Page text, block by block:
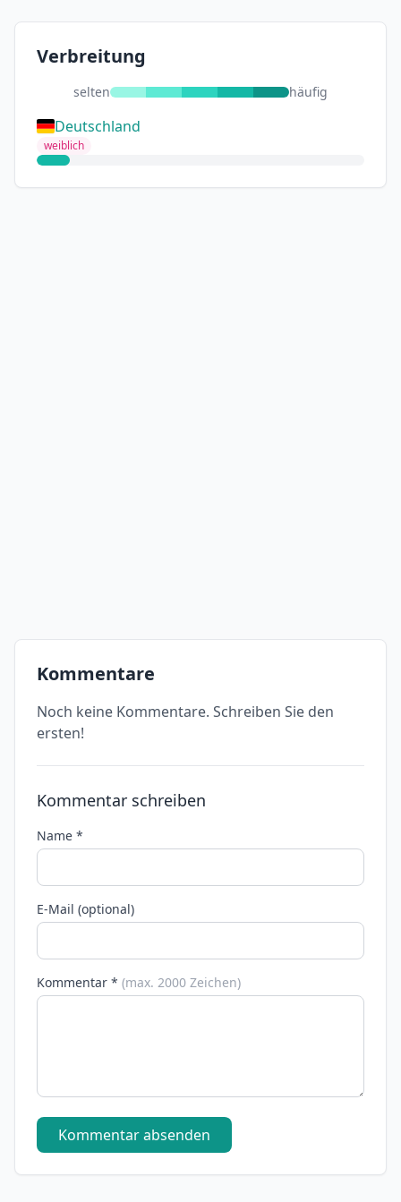
Verbreitung
selten häufig
Deutschland
weiblich
Kommentare
Noch keine Kommentare. Schreiben Sie den
ersten!
Kommentar schreiben
Name *
E-Mail (optional)
Kommentar * (max. 2000 Zeichen)
Kommentar absenden